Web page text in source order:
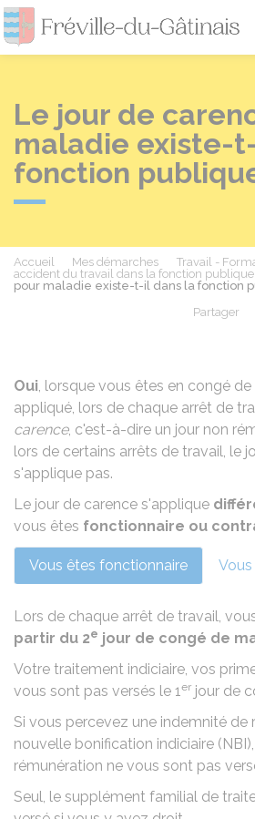
Le jour de
maladie existe-
fonction
Accueil Mes démarches Travail -
accident du travail dans la fonction publique
pour maladie existe-t-il dans la fonction
Partager
Oui, lorsque vous êtes en congé
appliqué, lors de chaque arrêt de
carence, c'est-à-dire un jour non
lors de certains arrêts de travail, le
s'applique pas.
Le jour de carence s'applique
vous êtes fonctionnaire ou
Vous êtes fonctionnaire
Lors de chaque arrêt de travail,
partir du 2e jour de congé de
Votre traitement indiciaire, vos
vous sont pas versés le 1er jour de
Si vous percevez une indemnité de
nouvelle bonification indiciaire (NBI)
rémunération ne vous sont pas
Seul, le supplément familial de